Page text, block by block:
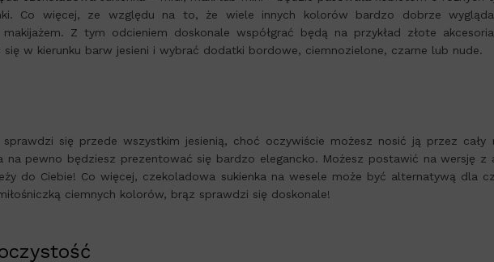
Co więcej, ze względu na to, że wiele innych kolorów bardzo dobrze
Z tym odcieniem doskonale współgrać będą na przykład złote
w kierunku barw jesieni i wybrać dodatki bordowe, ciemnozielone, czarne lub nude.
się przede wszystkim jesienią, choć oczywiście możesz nosić ją przez
pewno będziesz prezentować się bardzo elegancko. Możesz postawić na wersję z
do Ciebie! Co więcej, czekoladowa sukienka na wesele może być alternatywą dla
ciemnych kolorów, brąz sprawdzi się doskonale!